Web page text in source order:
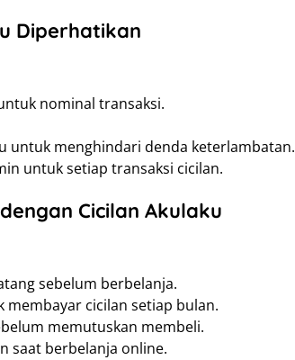
Diperhatikan
nominal transaksi.
untuk menghindari denda keterlambatan.
untuk setiap transaksi cicilan.
Cicilan Akulaku
sebelum berbelanja.
cicilan setiap bulan.
memutuskan membeli.
saat berbelanja online.